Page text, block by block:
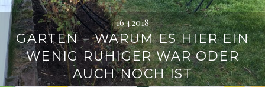
16.4.2018
GARTEN – WARUM ES HIER EIN
WENIG RUHIGER WAR ODER
AUCH NOCH IST